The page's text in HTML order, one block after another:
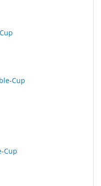
Nano-Cup
Cup
Pliable-Cup